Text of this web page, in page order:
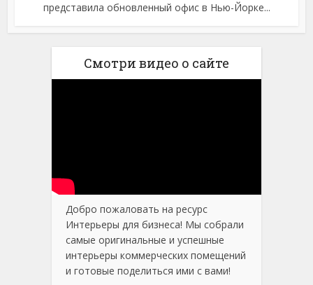
представила обновленный офис в Нью-Йорке...
Смотри видео о сайте
Добро пожаловать на ресурс
Интерьеры для бизнеса! Мы собрали
самые оригинальные и успешные
интерьеры коммерческих помещений
и готовые поделиться ими с вами!